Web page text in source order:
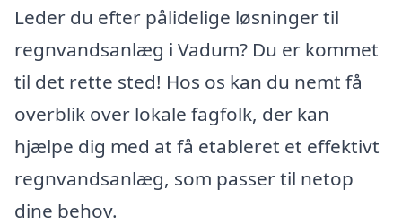
Leder du efter pålidelige løsninger til
regnvandsanlæg i Vadum? Du er kommet
til det rette sted! Hos os kan du nemt få
overblik over lokale fagfolk, der kan
hjælpe dig med at få etableret et effektivt
regnvandsanlæg, som passer til netop
dine behov.